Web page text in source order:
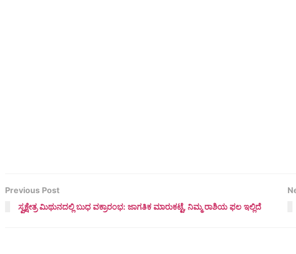
Previous Post
ಸ್ವಕ್ಷೇತ್ರ ಮಿಥುನದಲ್ಲಿ ಬುಧ ವಕ್ರಾರಂಭ: ಜಾಗತಿಕ ಮಾರುಕಟ್ಟೆ, ನಿಮ್ಮ ರಾಶಿಯ ಫಲ ಇಲ್ಲಿದೆ